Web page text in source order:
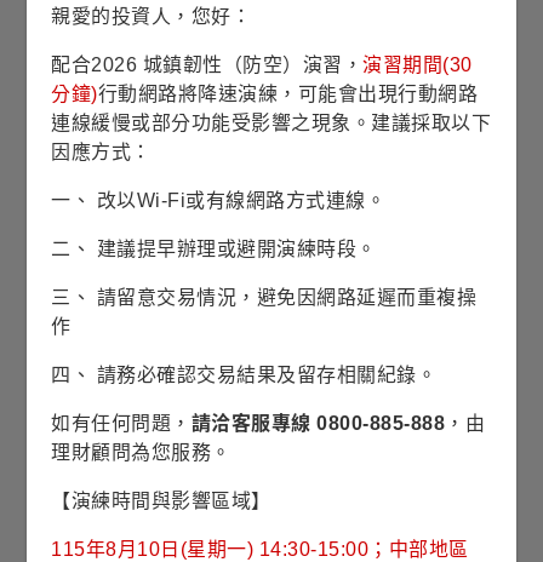
基金成立日 2002/11/08
基金規模
13億5仟1佰萬美元
風險等級
對應指數
親愛的投資人，您好：
配合2026 城鎮韌性（防空）演習，演習期間(30
分鐘)行動網路將降速演練，可能會出現行動網路
連線緩慢或部分功能受影響之現象。建議採取以下
因應方式：
一、 改以Wi-Fi或有線網路方式連線。
二、 建議提早辦理或避開演練時段。
三、 請留意交易情況，避免因網路延遲而重複操
作
四、 請務必確認交易結果及留存相關紀錄。
如有任何問題， 請洽客服專線 0800-885-888 ，由
理財顧問為您服務。
【演練時間與影響區域】
115年8月10日(星期一) 14:30-15:00；中部地區